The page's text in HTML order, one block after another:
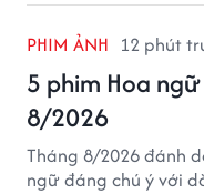
PHIM ẢNH 12 phút
5 phim Hoa
8/2026
Tháng 8/2026 đánh
ngữ đáng chú ý với